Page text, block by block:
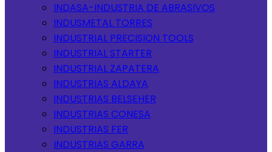
INDASA-INDUSTRIA DE ABRASIVOS
INDUSMETAL TORRES
INDUSTRIAL PRECISION TOOLS
INDUSTRIAL STARTER
INDUSTRIAL ZAPATERA
INDUSTRIAS ALDAYA
INDUSTRIAS BELSEHER
INDUSTRIAS CONESA
INDUSTRIAS FER
INDUSTRIAS GARRA